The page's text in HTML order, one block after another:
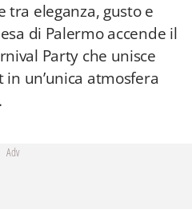
tra eleganza, gusto e
di Palermo accende il
Party che unisce
in un’unica atmosfera
Adv